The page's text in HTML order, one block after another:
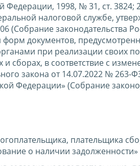
Федерации, 1998, № 31, ст.
налоговой службе,
(Собрание законодательства
форм документов,
при реализации своих
и сборах, в соответствие с
закона от 14.07.2022 №
Федерации» (Собрание
плательщика
о наличии